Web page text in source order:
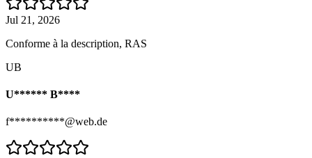
Jul 21, 2026
Conforme à la description, RAS
UB
U****** B****
f**********@web.de